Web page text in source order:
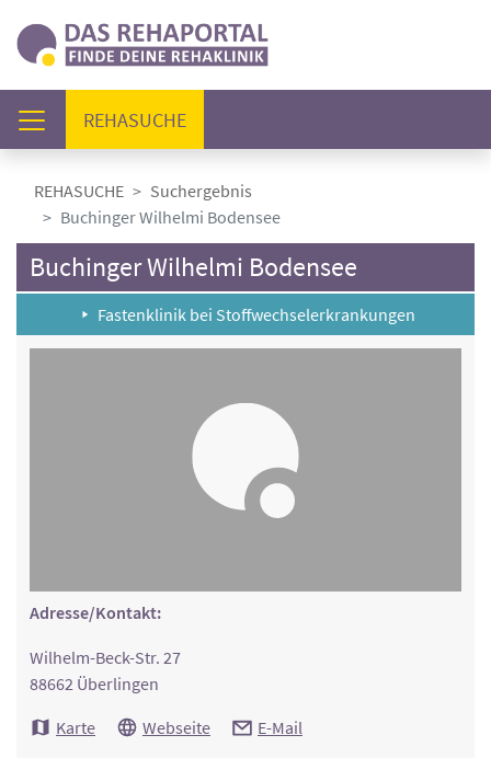
REHASUCHE(AKTUELL)
REHASUCHE
Suchergebnis
Buchinger Wilhelmi Bodensee
Buchinger Wilhelmi Bodensee
Fastenklinik bei Stoffwechselerkrankungen
Adresse/Kontakt:
Wilhelm-Beck-Str. 27
88662 Überlingen
Karte
Webseite E-Mail